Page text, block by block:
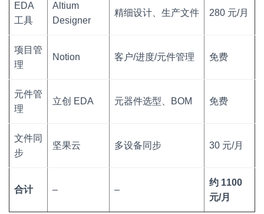
EDA
工具
Altium
Designer
精细设计、生产文件 280 元/月
项目管
理
Notion 客户/进度/元件管理 免费
元件管
理
立创 EDA 元器件选型、BOM 免费
文件同
步
坚果云 多设备同步 30 元/月
合计 – –
约 1100
元/月